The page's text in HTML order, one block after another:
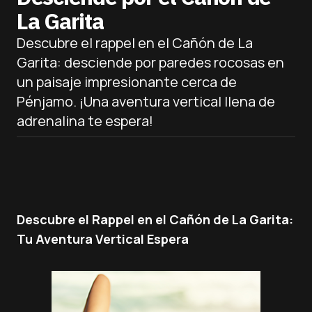
La Garita
Descubre el rappel en el Cañón de La
Garita: desciende por paredes rocosas en
un paisaje impresionante cerca de
Pénjamo. ¡Una aventura vertical llena de
adrenalina te espera!
Descubre el Rappel en el Cañón de La Garita:
Tu Aventura Vertical Espera